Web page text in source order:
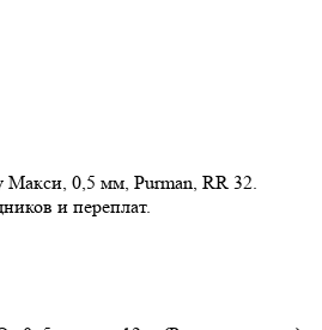
Макси, 0,5 мм, Purman, RR 32.
и переплат.